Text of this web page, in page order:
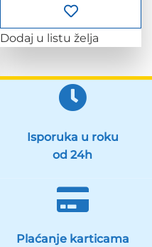
Dodaj u listu želja
Isporuka u roku
od 24h
Plaćanje karticama